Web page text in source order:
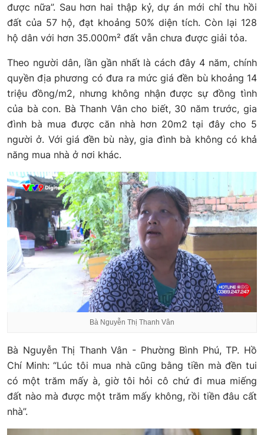
được nữa”. Sau hơn hai thập kỷ, dự án mới chỉ thu hồi
đất của 57 hộ, đạt khoảng 50% diện tích. Còn lại 128
hộ dân với hơn 35.000m² đất vẫn chưa được giải tỏa.
Theo người dân, lần gần nhất là cách đây 4 năm, chính
quyền địa phương có đưa ra mức giá đền bù khoảng 14
triệu đồng/m2, nhưng không nhận được sự đồng tình
của bà con. Bà Thanh Vân cho biết, 30 năm trước, gia
đình bà mua được căn nhà hơn 20m2 tại đây cho 5
người ở. Với giá đền bù này, gia đình bà không có khả
năng mua nhà ở nơi khác.
Bà Nguyễn Thị Thanh Vân
Bà Nguyễn Thị Thanh Vân - Phường Bình Phú, TP. Hồ
Chí Minh: “Lúc tôi mua nhà cũng bằng tiền mà đền tui
có một trăm mấy à, giờ tôi hỏi cô chứ đi mua miếng
đất nào mà được một trăm mấy không, rồi tiền đâu cất
nhà”.